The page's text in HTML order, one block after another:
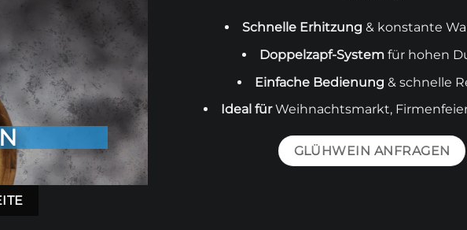
Schnelle Erhitzung & konstante
Doppelzapf-System für hohen
Einfache Bedienung & schnelle
Ideal fürWeihnachtsmarkt,
GLÜHWEIN ANFRAGEN